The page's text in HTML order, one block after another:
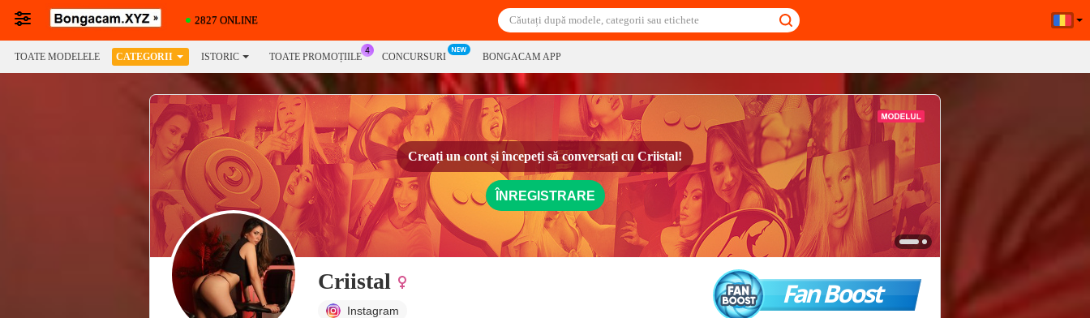
2827 ONLINE
TOATE MODELELE CATEGORII ISTORIC TOATE PROMOȚIILE CONCURSURI BONGACAM APP
Creați un cont și începeți să conversați cuCriistal!
ÎNREGISTRARE
Criistal
Instagram
Fan Boost